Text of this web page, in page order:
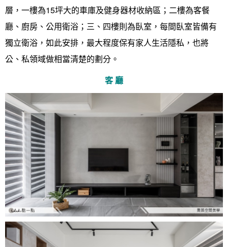
層，一樓為15坪大的車庫及健身器材收納區；二樓為客餐
廳、廚房、公用衛浴；三、四樓則為臥室，每間臥室皆備有
獨立衛浴，如此安排，最大程度保有家人生活隱私，也將
公、私領域做相當清楚的劃分。
客 廳
如何使用點一點
我要裝潢
裝潢計算機
裝潢進階計算機
裝潢圖紙免費健檢
案例分享
類型
居家
商業空間
辦公室
其他
面積
小坪數
21~30坪
31~50坪
51坪以上
風格
現代
簡約
休閒
預算
150萬以內
151萬~250萬
251萬以上
人氣推薦
設計好手
台北市
新北市
桃園 新竹 竹北
台中
台南 高雄
360環景體驗
你家我家 Podcast
虛擬線上裝潢
房屋仲介方案
室內設計師方案
裝潢輕鬆點
2房2聽 - 基本版
設計專欄
系統櫃
綠建材
居家風水
老屋翻新
主題精選
全站搜尋
線上賞屋
北部
台北市
新北市
徵設計師